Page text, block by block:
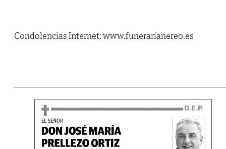
Condolencias Internet: www.funerarianereo.es